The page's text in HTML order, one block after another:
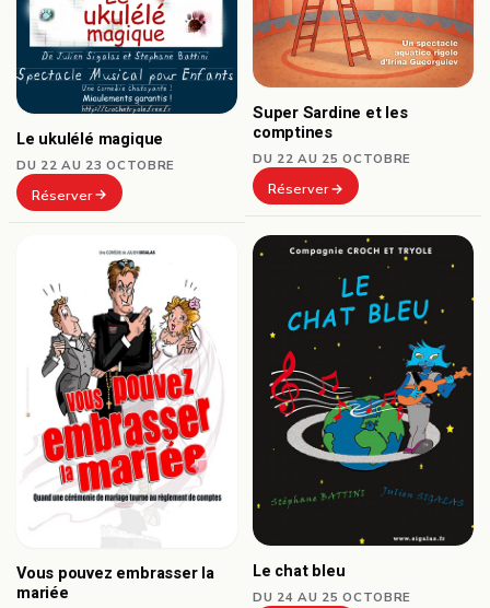
Le ukulélé magique
DU 22 AU 23 OCTOBRE
Réserver
Super Sardine et les
comptines
DU 22 AU 25 OCTOBRE
Réserver
Vous pouvez embrasser la
mariée
Le chat bleu
DU 24 AU 25 OCTOBRE